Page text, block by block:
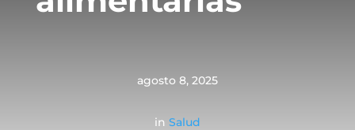
agosto 8, 2025
in Salud